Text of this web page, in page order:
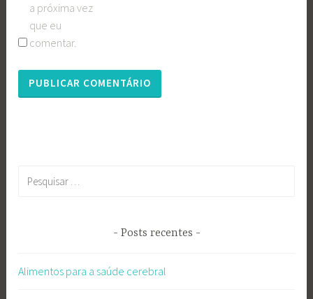
a próxima vez
que eu
comentar.
Posts recentes
Alimentos para a saúde cerebral